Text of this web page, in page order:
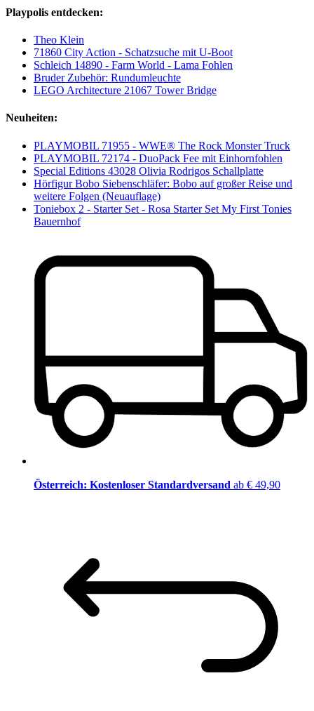
Playpolis entdecken:
Theo Klein
71860 City Action - Schatzsuche mit U-Boot
Schleich 14890 - Farm World - Lama Fohlen
Bruder Zubehör: Rundumleuchte
LEGO Architecture 21067 Tower Bridge
Neuheiten:
PLAYMOBIL 71955 - WWE® The Rock Monster Truck
PLAYMOBIL 72174 - DuoPack Fee mit Einhornfohlen
Special Editions 43028 Olivia Rodrigos Schallplatte
Hörfigur Bobo Siebenschläfer: Bobo auf großer Reise und
weitere Folgen (Neuauflage)
Toniebox 2 - Starter Set - Rosa Starter Set My First Tonies
Bauernhof
Österreich: Kostenloser Standardversand ab € 49,90